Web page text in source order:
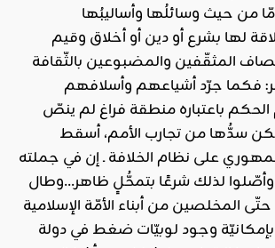
من حيث وسائلُها وأساليبُها
لها بشرع أو دين أو أخلاق وقيم
المثقّفين والمضبوعين بالثّقافة
فكما جرّد أشياعهم وأسلافهم
الحكم باعتباره منطقة فراغ لم ينصّ
سدُّها من تجارب الأمم، أسقط
على نظام الخلافة ـ إن في جملته
وأصّلوا لذلك شرعًا بتمحُّلٍ ظاهر…وطال
المخلصين من أبناء الأمّة الإسلامية
وجود لوبيّات ضغط في دولة